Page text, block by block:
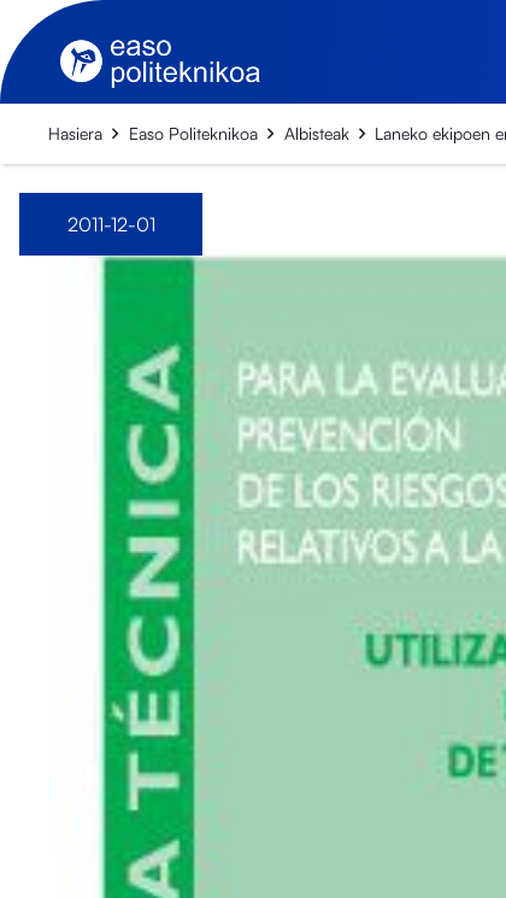
Hasiera Easo Politeknikoa Albisteak Laneko ekipoen
2011-12-01